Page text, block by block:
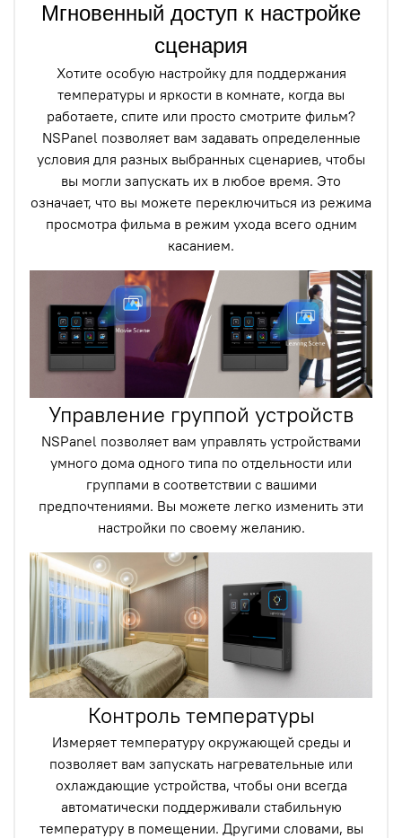
Мгновенный доступ к настройке
сценария
Хотите особую настройку для поддержания
температуры и яркости в комнате, когда вы
работаете, спите или просто смотрите фильм?
NSPanel позволяет вам задавать определенные
условия для разных выбранных сценариев, чтобы
вы могли запускать их в любое время. Это
означает, что вы можете переключиться из режима
просмотра фильма в режим ухода всего одним
касанием.
Управление группой устройств
NSPanel позволяет вам управлять устройствами
умного дома одного типа по отдельности или
группами в соответствии с вашими
предпочтениями. Вы можете легко изменить эти
настройки по своему желанию.
Контроль температуры
Измеряет температуру окружающей среды и
позволяет вам запускать нагревательные или
охлаждающие устройства, чтобы они всегда
автоматически поддерживали стабильную
температуру в помещении. Другими словами, вы